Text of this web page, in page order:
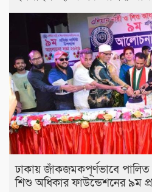
ঢাকায় জাঁকজমকপূর্ণভাবে
শিশু অধিকার ফাউন্ডেশনের ৯ম